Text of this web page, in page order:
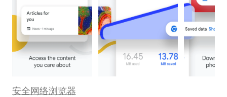
安全网络浏览器